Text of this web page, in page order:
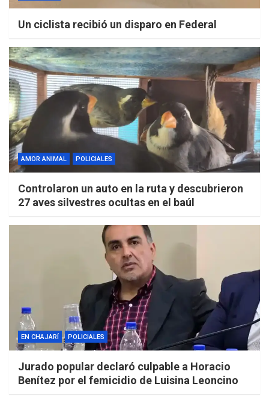
Un ciclista recibió un disparo en Federal
AMOR ANIMAL POLICIALES
Controlaron un auto en la ruta y descubrieron
27 aves silvestres ocultas en el baúl
EN CHAJARÍ POLICIALES
Jurado popular declaró culpable a Horacio
Benítez por el femicidio de Luisina Leoncino